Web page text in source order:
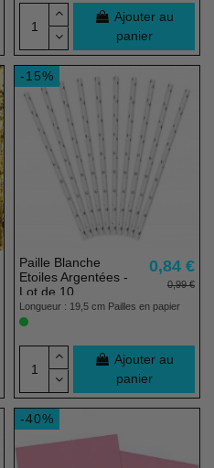
Ajouter au
panier
-15%
Paille Blanche
Etoiles Argentées -
Lot de 10
0,84 €
0,99 €
Longueur : 19,5 cm Pailles en papier
Ajouter au
panier
-40%